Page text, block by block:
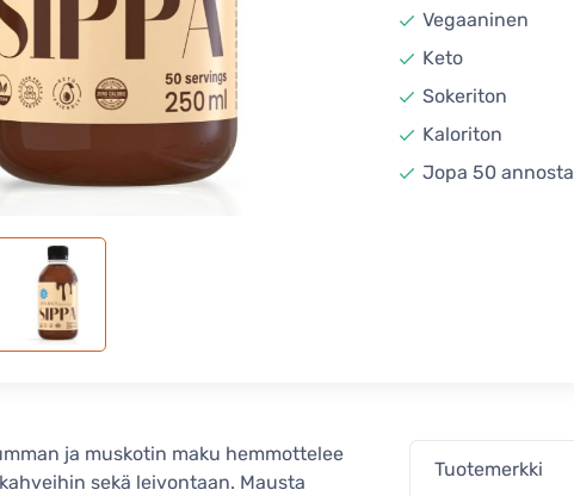
Vegaaninen
Keto
Sokeriton
Kaloriton
Jopa 50 annosta
ja muskotin maku hemmottelee
sekä leivontaan. Mausta
Tuotemerkki